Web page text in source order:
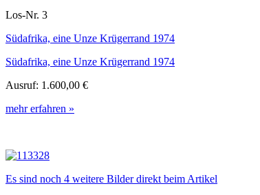
Los-Nr. 3
Südafrika, eine Unze Krügerrand 1974
Südafrika, eine Unze Krügerrand 1974
Ausruf: 1.600,00 €
mehr erfahren »
Es sind noch 4 weitere Bilder direkt beim Artikel